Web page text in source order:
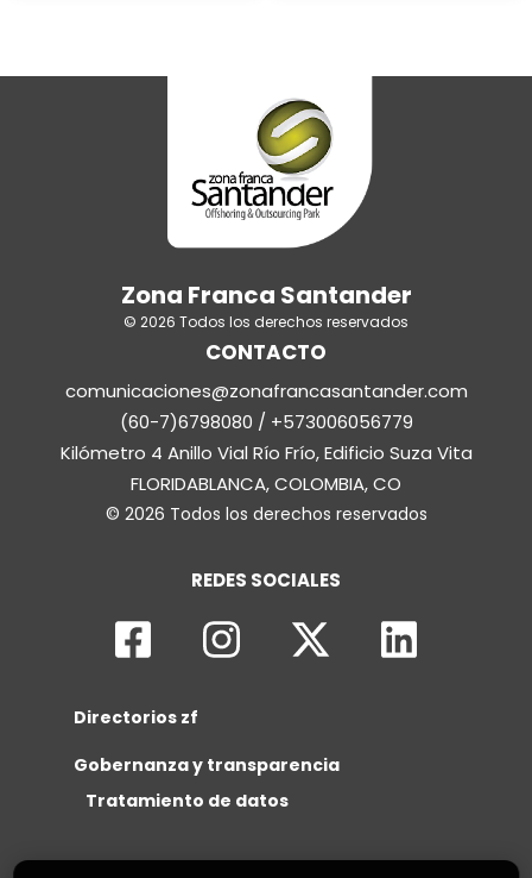
Zona Franca Santander
© 2026 Todos los derechos reservados
CONTACTO
comunicaciones@zonafrancasantander.com
(60-7)6798080 / +573006056779
Kilómetro 4 Anillo Vial Río Frío, Edificio Suza Vita
FLORIDABLANCA, COLOMBIA, CO
© 2026 Todos los derechos reservados
REDES SOCIALES
Directorios zf
Gobernanza y transparencia
Tratamiento de datos